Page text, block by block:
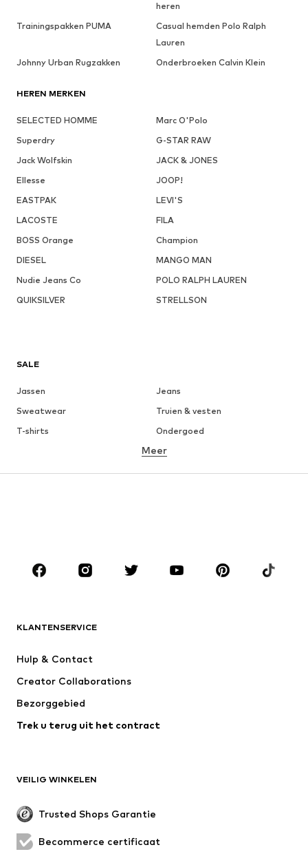
heren
Trainingspakken PUMA
Casual hemden Polo Ralph
Lauren
Johnny Urban Rugzakken
Onderbroeken Calvin Klein
HEREN MERKEN
SELECTED HOMME
Marc O'Polo
Superdry
G-STAR RAW
Jack Wolfskin
JACK & JONES
Ellesse
JOOP!
EASTPAK
LEVI'S
LACOSTE
FILA
BOSS Orange
Champion
DIESEL
MANGO MAN
Nudie Jeans Co
POLO RALPH LAUREN
QUIKSILVER
STRELLSON
SALE
Jassen
Jeans
Sweatwear
Truien & vesten
T-shirts
Ondergoed
Hemden
Mantels
Kostuums & blazers
KLEDING
Jassen
Zwemkleding
Speciale gelegenheden
Exclusief
SCHOENEN
Nieuw
Lage schoenen
Sportschoenen
Meer
KLANTENSERVICE
Hulp & Contact
Creator Collaborations
Bezorggebied
Trek u terug uit het contract
VEILIG WINKELEN
Trusted Shops Garantie
Becommerce certificaat